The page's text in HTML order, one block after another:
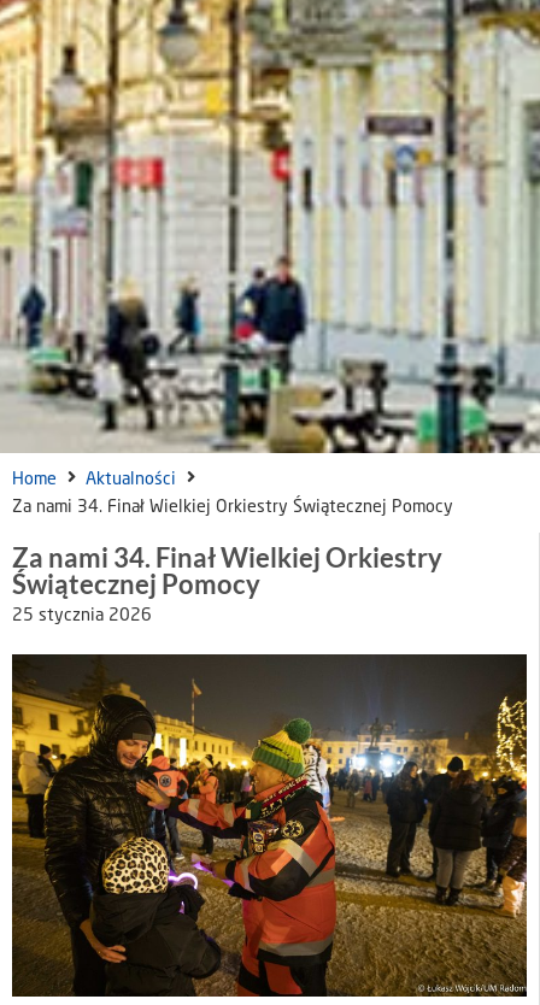
Home
Aktualności
Za nami 34. Finał Wielkiej Orkiestry Świątecznej Pomocy
Za nami 34. Finał Wielkiej Orkiestry
Świątecznej Pomocy
25 stycznia 2026